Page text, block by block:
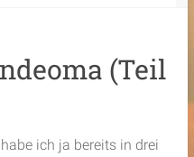
(Teil
ich ja bereits in drei